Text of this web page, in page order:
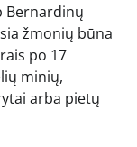
Bernardinų
žmonių būna
po 17
minių,
arba pietų